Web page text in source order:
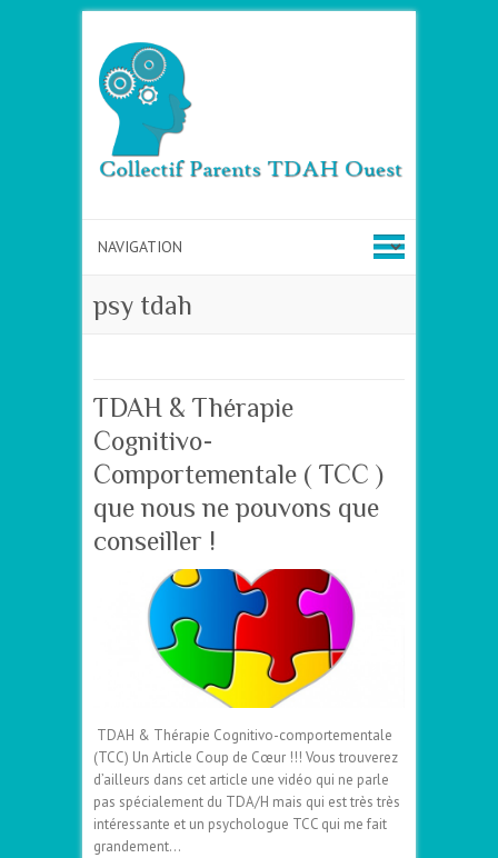
psy tdah
TDAH & Thérapie
Cognitivo-
Comportementale ( TCC )
que nous ne pouvons que
conseiller !
TDAH & Thérapie Cognitivo-comportementale
(TCC) Un Article Coup de Cœur !!! Vous trouverez
d’ailleurs dans cet article une vidéo qui ne parle
pas spécialement du TDA/H mais qui est très très
intéressante et un psychologue TCC qui me fait
grandement…